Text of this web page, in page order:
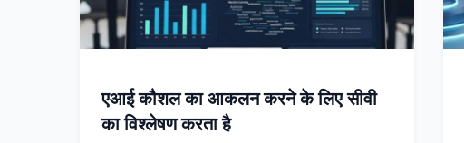
एआई कौशल का आकलन करने के लिए सीवी
का विश्लेषण करता है